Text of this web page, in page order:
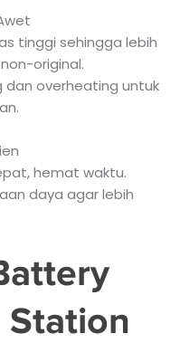
tinggi sehingga lebih
original.
dan overheating untuk
hemat waktu.
daya agar lebih